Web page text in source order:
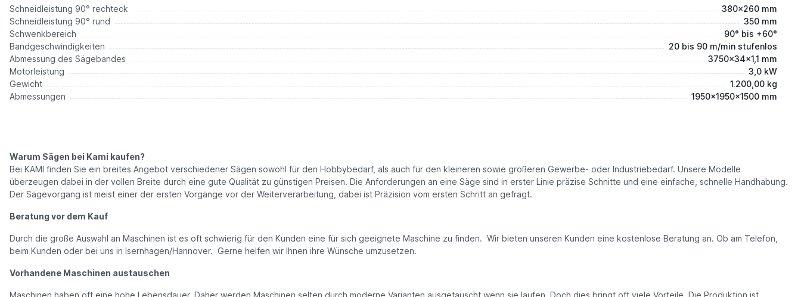
Schneidleistung 90° rechteck
380x260 mm
Schneidleistung 90° rund
350 mm
Schwenkbereich
90° bis +60°
Bandgeschwindigkeiten
20 bis 90 m/min stufenlos
Abmessung des Sägebandes
3750x34x1,1 mm
Motorleistung
3,0 kW
Gewicht
1.200,00 kg
Abmessungen
1950x1950x1500 mm
Warum Sägen bei Kami kaufen?
Bei KAMI finden Sie ein breites Angebot verschiedener Sägen sowohl für den Hobbybedarf, als auch für den kleineren sowie größeren Gewerbe- oder Industriebedarf. Unsere Modelle
überzeugen dabei in der vollen Breite durch eine gute Qualität zu günstigen Preisen. Die Anforderungen an eine Säge sind in erster Linie präzise Schnitte und eine einfache, schnelle Handhabung.
Der Sägevorgang ist meist einer der ersten Vorgänge vor der Weiterverarbeitung, dabei ist Präzision vom ersten Schritt an gefragt.
Beratung vor dem Kauf
Durch die große Auswahl an Maschinen ist es oft schwierig für den Kunden eine für sich geeignete Maschine zu finden. Wir bieten unseren Kunden eine kostenlose Beratung an. Ob am Telefon,
beim Kunden oder bei uns in Isernhagen/Hannover. Gerne helfen wir Ihnen ihre Wünsche umzusetzen.
Vorhandene Maschinen austauschen
Maschinen haben oft eine hohe Lebensdauer. Daher werden Maschinen selten durch moderne Varianten ausgetauscht wenn sie laufen. Doch dies bringt oft viele Vorteile. Die Produktion ist